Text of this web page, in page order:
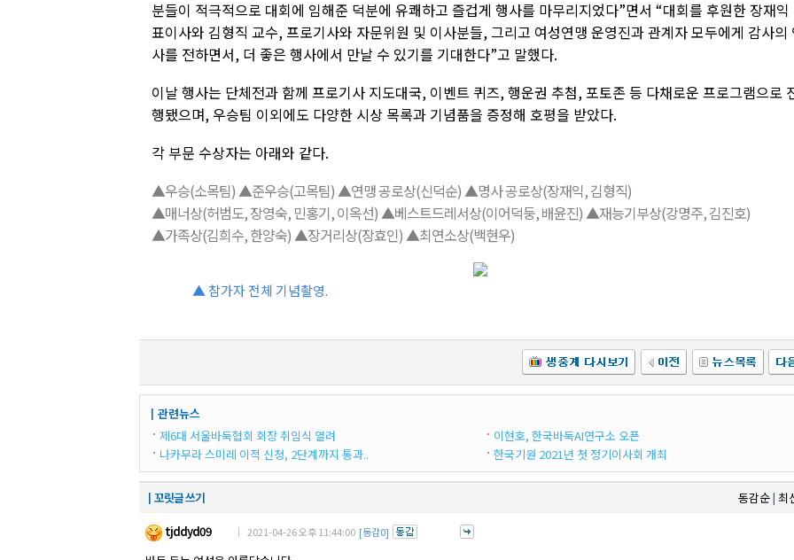
분들이 적극적으로 대회에 임해준 덕분에 유쾌하고 즐겁게 행사를 마무리지었다”면서 “대회를 후원한 장재익
표이사와 김형직 교수, 프로기사와 자문위원 및 이사분들, 그리고 여성연맹 운영진과 관계자 모두에게 감사의
사를 전하면서, 더 좋은 행사에서 만날 수 있기를 기대한다”고 말했다.
이날 행사는 단체전과 함께 프로기사 지도대국, 이벤트 퀴즈, 행운권 추첨, 포토존 등 다채로운 프로그램으로
행됐으며, 우승팀 이외에도 다양한 시상 목록과 기념품을 증정해 호평을 받았다.
각 부문 수상자는 아래와 같다.
▲우승(소목팀) ▲준우승(고목팀) ▲연맹 공로상(신덕순) ▲명사 공로상(장재익, 김형직)
▲매너상(허범도, 장영숙, 민홍기, 이옥선) ▲베스트드레서상(이어덕둥, 배윤진) ▲재능기부상(강명주, 김진호)
▲가족상(김희수, 한양숙) ▲장거리상(장효인) ▲최연소상(백현우)
▲ 참가자 전체 기념촬영.
┃관련뉴스
제6대 서울바둑협회 회장 취임식 열려
나카무라 스미레 이적 신청, 2단계까지 통과..
이현호, 한국바둑AI연구소 오픈
한국기원 2021년 첫 정기이사회 개최
┃꼬릿글 쓰기 동감순| 최
tjddyd09
｜ 2021-04-26 오후 11:44:00 [동감0]